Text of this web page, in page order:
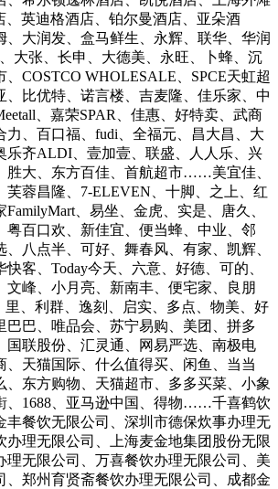
、英迪格酒店、铂尔曼酒店、亚朵酒
大润发、盒马鲜生、永辉、联华、华润
大张、长申、大德美、永旺、卜蜂、沉
COSTCO WHOLESALE、SPCE天虹超
、比优特、诺言楼、吉麦隆、佳乐家、中
、嘉荣SPAR、佳惠、好特卖、武商
力、百口福、fudi、全福元、昌大昌、大
乐齐ALDI、壹加壹、联盛、人人乐、兴
胜大、东方百佳、首航超市……美宜佳、
芙蓉昌隆、7-ELEVEN、十脚、之上、红
、易坐、金虎、实是、唐久、
粤百口欢、新佳宜、便当蜂、中业、邻
、八点半、可好、舞春风、有家、凯辉、
客、Today今天、六意、好德、可的、
文峰、小月亮、新南丰、便宅家、良朋
里、利群、逸刻、启实、多点、物美、好
巴、唯品会、苏宁易购、美团、拼多
国联股份、汇灵通、网易严选、南极电
、天猫国际、什么值得买、闲鱼、当当
、东方购物、天猫超市、多多买菜、小象
、1688、亚马逊中国、得物……千喜鹤饮
丰餐饮无限公司、深圳市德保炊事办理无
办理无限公司、上海麦金地集团股份无限
理无限公司、万喜餐饮办理无限公司、美
、郑州育贤斋餐饮办理无限公司、成都金